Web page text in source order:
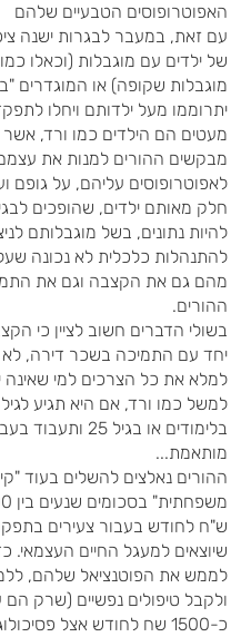
האפוטרופוסים הטבעיים שלהם
עם זאת, במעבר לבגרות ישנה
של ילדים עם מוגבלות (וכאלו
מוגבלות שקופה) או המוגדרים
יתרוממו מעל ילדותם ויחלו
מבקשים ההורים למנות את
לאפוטרופוסים עליהם, על גופם
חלק מאותם ילדים, שהופכים
להיות נתונים, בשל מוגבלותם
להתנהלות כלכלית לא נכונה
מהם גם את הקצבה וגם את
ההורים.
בשולי הדברים חשוב לציין כי
יחד עם התמיכה בשכר דירה,
למלא את כל הצרכים למי שאינה
בלימודים או בגיל 25
מותאמת...
ההורים נאלצים להשלים בעוד
משפחתית" בסכומים שנעים בין
ש"ח לחודש בעבור צעירים
שיוצאים למעגל החיים העצמאי.
לממש את הפוטנציאל שלהם,
ולקבל טיפולים נפשיים (שרק הם
כ-1500 שח לחודש אצל